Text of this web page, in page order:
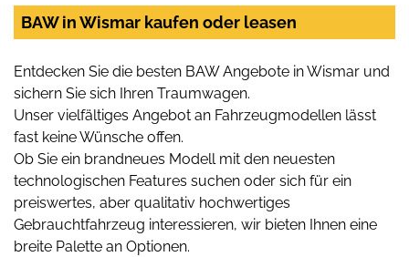
BAW in Wismar kaufen oder leasen
Entdecken Sie die besten BAW Angebote in Wismar und
sichern Sie sich Ihren Traumwagen.
Unser vielfältiges Angebot an Fahrzeugmodellen lässt
fast keine Wünsche offen.
Ob Sie ein brandneues Modell mit den neuesten
technologischen Features suchen oder sich für ein
preiswertes, aber qualitativ hochwertiges
Gebrauchtfahrzeug interessieren, wir bieten Ihnen eine
breite Palette an Optionen.